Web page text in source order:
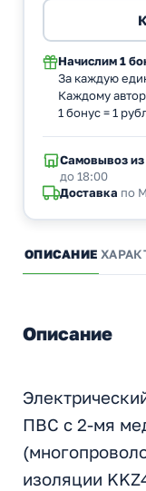
Начислим 1
За каждую
Каждому
1 бонус = 1
Самовывоз
до 18:00
Доставка по
ОПИСАНИЕ
Описание
ПВС с 2-мя
изоляции